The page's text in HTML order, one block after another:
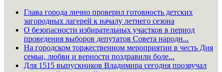
Глава города лично проверил готовность детских
загородных лагерей к началу летнего сезона
О безопасности избирательных участков в период
проведения выборов депутатов Совета народн...
На городском торжественном мероприятии в честь Дня
семьи, любви и верности поздравили боле...
Для 1515 выпускников Владимира сегодня прозвучал